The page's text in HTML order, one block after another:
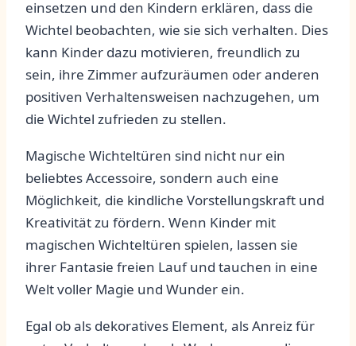
einsetzen und den Kindern erklären, dass die
Wichtel beobachten, wie sie sich verhalten. Dies
kann Kinder dazu‍ motivieren, freundlich zu
⁤sein, ihre Zimmer ⁤aufzuräumen oder anderen​
positiven Verhaltensweisen nachzugehen, um
die ‍Wichtel zufrieden⁣ zu stellen.
Magische Wichteltüren sind nicht nur ein
beliebtes Accessoire, sondern ‌auch eine
Möglichkeit, die ⁤kindliche Vorstellungskraft‌ und
Kreativität zu fördern. Wenn ⁤Kinder mit
‍magischen Wichteltüren spielen, lassen sie
‌ihrer Fantasie freien Lauf und tauchen in eine​
Welt voller Magie und Wunder ein.
Egal ob als dekoratives Element, als Anreiz für